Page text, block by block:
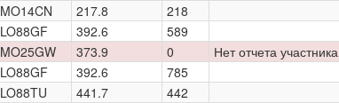
MO14CN 217.8
218
LO88GF 392.6
589
MO25GW 373.9 0
Нет отчета участника
LO88GF 392.6
785
LO88TU 441.7
442